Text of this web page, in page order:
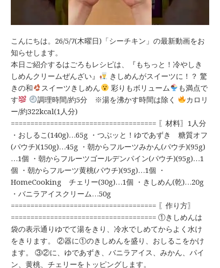
こんにちは。26/5/7(木曜日)「シーチキン」の最新動画をお
知らせします。
本日ご紹介するはごろもレシピは、『もちっと！冷やしき
しめんクリームぜんざい』
きしめんがスイーツに！？ 驚
きの和
スイーツきしめん 彩りもボリューム
も満点で
す
調理時間/約5分 ※湯を沸かす時間は除く
カロリ
ー/約322kcal(1人分)
===================================== 〖材料〗1人分
・おしるこ(140g)…65g ・つぶッと！ゆであずき 糖質オフ
(パウチ)(150g)…45g ・朝からフルーツみかん(パウチ)(95g)
…1個 ・朝からフルーツゴールデンパイン(パウチ)(95g)…1
個 ・朝からフルーツ黄桃(パウチ)(95g)…1個 ・
HomeCooking チェリー(30g)…1個 ・きしめん(乾)…20g
・バニラアイスクリーム…50g
===================================== 〖作り方〗
===================================== ①きしめんは
袋の表示通りゆでて湯をきり、冷水でしめてからよく水け
をきります。 ②器に①のきしめんを盛り、おしるこをかけ
ます。 ③②に、ゆであずき、バニラアイス、みかん、パイ
ン、黄桃、チェリーをトッピングします。